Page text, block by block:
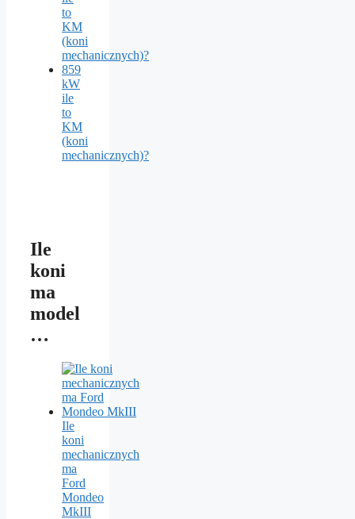
to
KM
(koni
mechanicznych)?
859
kW
ile
to
KM
(koni
mechanicznych)?
Ile
koni
ma
model
…
Ile
koni
mechanicznych
ma
Ford
Mondeo
MkIII